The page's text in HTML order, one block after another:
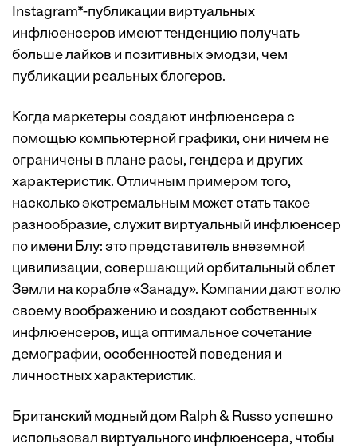
Instagram*-публикации виртуальных
инфлюенсеров имеют тенденцию получать
больше лайков и позитивных эмодзи, чем
публикации реальных блогеров.
Когда маркетеры создают инфлюенсера с
помощью компьютерной графики, они ничем не
ограничены в плане расы, гендера и других
характеристик. Отличным примером того,
насколько экстремальным может стать такое
разнообразие, служит виртуальный инфлюенсер
по имени Блу: это представитель внеземной
цивилизации, совершающий орбитальный облет
Земли на корабле «Занаду». Компании дают волю
своему воображению и создают собственных
инфлюенсеров, ища оптимальное сочетание
демографии, особенностей поведения и
личностных характеристик.
Британский модный дом Ralph & Russo успешно
использовал виртуального инфлюенсера, чтобы